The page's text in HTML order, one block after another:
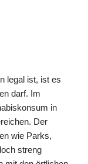
legal ist, ist es
darf. Im
in
Der
wie Parks,
streng